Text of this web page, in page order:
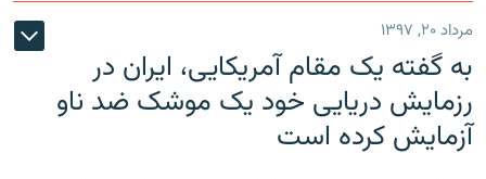
مرداد ۲۰, ۱۳۹۷
به گفته یک مقام آمریکایی، ایران در
رزمایش دریایی خود یک موشک ضد ناو
آزمایش کرده است